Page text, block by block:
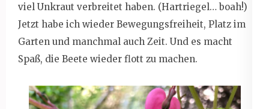
viel Unkraut verbreitet haben. (Hartriegel… boah!)
Jetzt habe ich wieder Bewegungsfreiheit, Platz im
Garten und manchmal auch Zeit. Und es macht
Spaß, die Beete wieder flott zu machen.